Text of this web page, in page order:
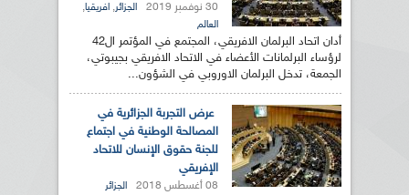
30 نوفمبر 2019 الجزائر, افريقيا,
العالم
أدان اتحاد البرلمان الافريقي، المجتمع في المؤتمر ال42
لرؤساء البرلمانات الأعضاء في الاتحاد الافريقي بجيبوتي،
الجمعة، تدخل البرلمان الاوروبي في الشؤون...
عرض التجربة الجزائرية في
المصالحة الوطنية في اجتماع
للجنة حقوق الإنسان للاتحاد
الإفريقي
08 أغسطس 2018 الجزائر